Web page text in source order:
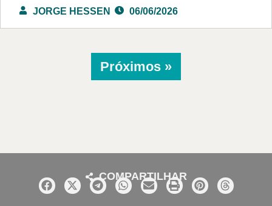
JORGE HESSEN 06/06/2026
Próximos »
COMPARTILHAR